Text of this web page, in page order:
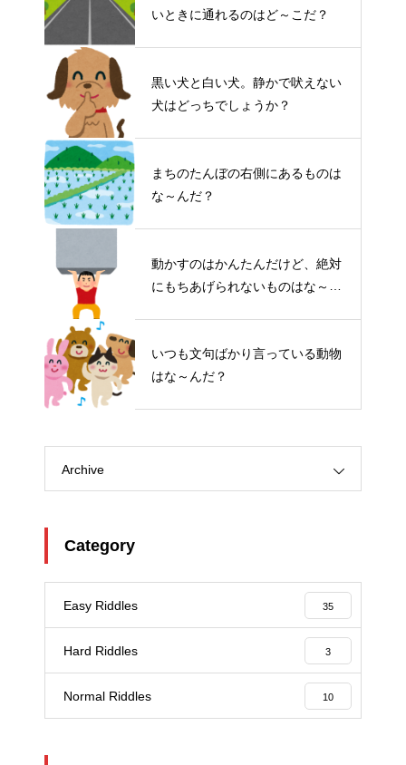
いときに通れるのはど～こだ？
黒い犬と白い犬。静かで吠えない
犬はどっちでしょうか？
まちのたんぼの右側にあるものは
な～んだ？
動かすのはかんたんだけど、絶対
にもちあげられないものはな～ん
いつも文句ばかり言っている動物
はな～んだ？
Archive
Category
Easy Riddles 35
Hard Riddles 3
Normal Riddles 10